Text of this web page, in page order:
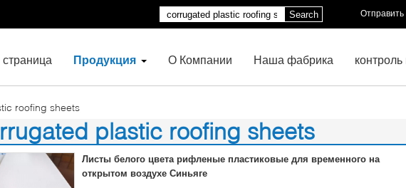
Отправить
Search
Продукция О Компании Наша фабрика контроль
roofing sheets
plastic roofing sheets
Листы белого цвета рифленые пластиковые для временного на
открытом воздухе Синьяге